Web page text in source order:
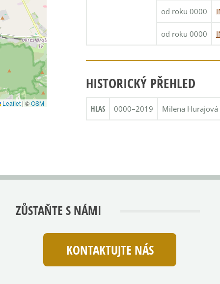
Leaflet | ©OSM
od roku 0000
od roku 0000
HISTORICKÝ PŘEHLED
HLAS 0000–2019 Milena Hurajová
ZŮSTAŇTE S NÁMI
KONTAKTUJTE NÁS